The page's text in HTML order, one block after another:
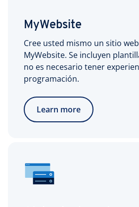
MyWebsite
Cree usted mismo un sitio
MyWebsite. Se incluyen
no es necesario tener
programación.
Learn more